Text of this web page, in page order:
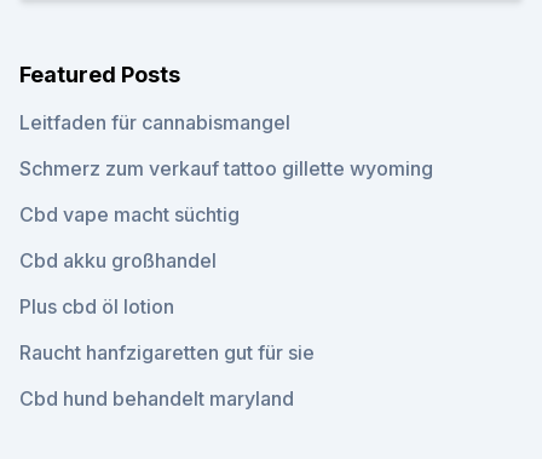
Featured Posts
Leitfaden für cannabismangel
Schmerz zum verkauf tattoo gillette wyoming
Cbd vape macht süchtig
Cbd akku großhandel
Plus cbd öl lotion
Raucht hanfzigaretten gut für sie
Cbd hund behandelt maryland